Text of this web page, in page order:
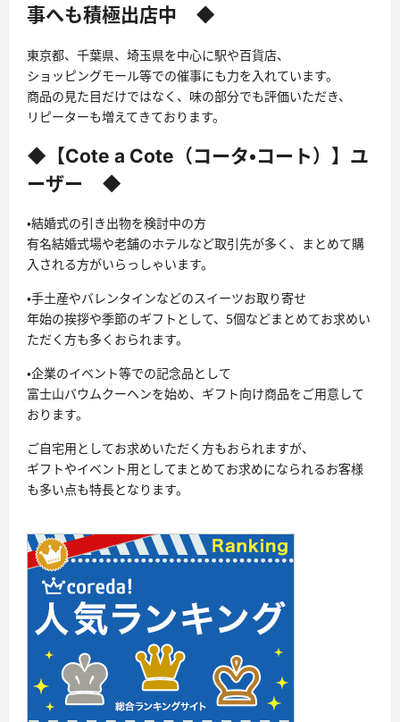
事へも積極出店中 ◆
東京都、千葉県、埼玉県を中心に駅や百貨店、
ショッピングモール等での催事にも力を入れています。
商品の見た目だけではなく、味の部分でも評価いただき、
リピーターも増えてきております。
◆【Cote a Cote（コータ・コート）】ユ
ーザー ◆
・結婚式の引き出物を検討中の方
有名結婚式場や老舗のホテルなど取引先が多く、まとめて購
入される方がいらっしゃいます。
・手土産やバレンタインなどのスイーツお取り寄せ
年始の挨拶や季節のギフトとして、5個などまとめてお求めい
ただく方も多くおられます。
・企業のイベント等での記念品として
富士山バウムクーヘンを始め、ギフト向け商品をご用意して
おります。
ご自宅用としてお求めいただく方もおられますが、
ギフトやイベント用としてまとめてお求めになられるお客様
も多い点も特長となります。